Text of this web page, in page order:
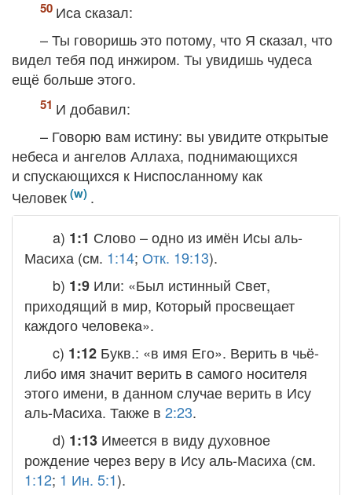
Иса сказал:
– Ты говоришь это потому, что Я сказал, что
видел тебя под инжиром. Ты увидишь чудеса
ещё больше этого.
И добавил:
– Говорю вам истину: вы увидите открытые
небеса и ангелов Аллаха, поднимающихся
и спускающихся к Ниспосланному как
Человек
.
a) 1:1 Слово– одно из имён Исы аль-
Масиха (см. 1:14; Отк. 19:13).
b) 1:9 Или: «Был истинный Свет,
приходящий в мир, Который просвещает
каждого человека».
c) 1:12 Букв.: «в имя Его». Верить в чьё-
либо имя значит верить в самого носителя
этого имени, в данном случае верить в Ису
аль-Масиха. Также в 2:23.
d) 1:13 Имеется в виду духовное
рождение через веру в Ису аль-Масиха (см.
1:12; 1 Ин. 5:1).